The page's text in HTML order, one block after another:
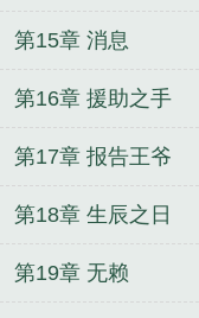
第15章 消息
第16章 援助之手
第17章 报告王爷
第18章 生辰之日
第19章 无赖